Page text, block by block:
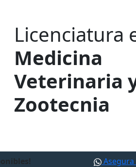
Licenciatura
Medicina
Veterinaria
Zootecnia
Asegura